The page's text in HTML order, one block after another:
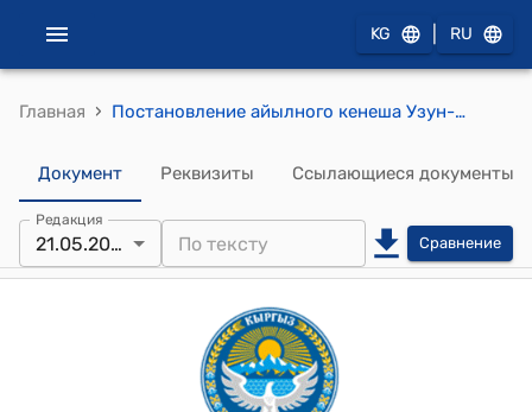
KG RU
Главная › Постановление айылного кенеша Узун-Кыр от 21 мая 2024 года № 18/IV "О даче согласия на принятие в муниципальную собственность айыл окмоту земельного участка"
Документ Реквизиты Ссылающиеся документы
Редакция
21.05.2024 Сравнение